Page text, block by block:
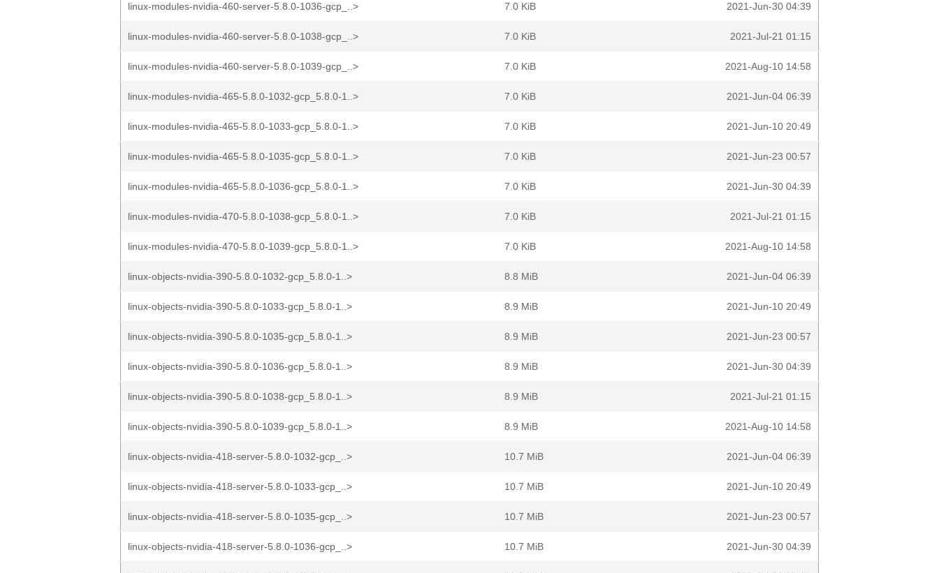
linux-modules-nvidia-460-server-5.8.0-1036-gcp_..> 7.0 KiB 2021-Jun-30 04:39
linux-modules-nvidia-460-server-5.8.0-1038-gcp_..> 7.0 KiB 2021-Jul-21 01:15
linux-modules-nvidia-460-server-5.8.0-1039-gcp_..> 7.0 KiB 2021-Aug-10 14:58
linux-modules-nvidia-465-5.8.0-1032-gcp_5.8.0-1..> 7.0 KiB 2021-Jun-04 06:39
linux-modules-nvidia-465-5.8.0-1033-gcp_5.8.0-1..> 7.0 KiB 2021-Jun-10 20:49
linux-modules-nvidia-465-5.8.0-1035-gcp_5.8.0-1..> 7.0 KiB 2021-Jun-23 00:57
linux-modules-nvidia-465-5.8.0-1036-gcp_5.8.0-1..> 7.0 KiB 2021-Jun-30 04:39
linux-modules-nvidia-470-5.8.0-1038-gcp_5.8.0-1..> 7.0 KiB 2021-Jul-21 01:15
linux-modules-nvidia-470-5.8.0-1039-gcp_5.8.0-1..> 7.0 KiB 2021-Aug-10 14:58
linux-objects-nvidia-390-5.8.0-1032-gcp_5.8.0-1..> 8.8 MiB 2021-Jun-04 06:39
linux-objects-nvidia-390-5.8.0-1033-gcp_5.8.0-1..> 8.9 MiB 2021-Jun-10 20:49
linux-objects-nvidia-390-5.8.0-1035-gcp_5.8.0-1..> 8.9 MiB 2021-Jun-23 00:57
linux-objects-nvidia-390-5.8.0-1036-gcp_5.8.0-1..> 8.9 MiB 2021-Jun-30 04:39
linux-objects-nvidia-390-5.8.0-1038-gcp_5.8.0-1..> 8.9 MiB 2021-Jul-21 01:15
linux-objects-nvidia-390-5.8.0-1039-gcp_5.8.0-1..> 8.9 MiB 2021-Aug-10 14:58
linux-objects-nvidia-418-server-5.8.0-1032-gcp_..> 10.7 MiB 2021-Jun-04 06:39
linux-objects-nvidia-418-server-5.8.0-1033-gcp_..> 10.7 MiB 2021-Jun-10 20:49
linux-objects-nvidia-418-server-5.8.0-1035-gcp_..> 10.7 MiB 2021-Jun-23 00:57
linux-objects-nvidia-418-server-5.8.0-1036-gcp_..> 10.7 MiB 2021-Jun-30 04:39